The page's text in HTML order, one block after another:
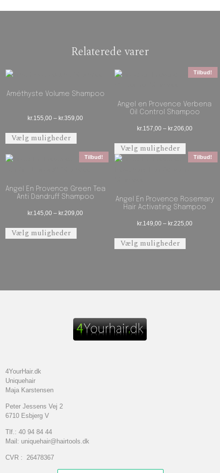
Relaterede varer
Améthyste Volume Shampoo
kr.155,00 – kr.359,00
Vælg muligheder
Dette vare har flere varianter. Mulighederne
Tilbud!
Angel en Provence Verbena
Oil Control Shampoo
kr.157,00 – kr.206,00
Vælg muligheder
Tilbud!
Angel En Provence Green Tea
Anti Dandruff Shampoo
kr.145,00 – kr.209,00 Prisinterval: kr.145,00 til kr.209,00
Vælg muligheder
Dette vare har flere varianter. Mulighederne
Tilbud!
Angel En Provence Rosemary
Hair Activating Shampoo
kr.149,00 – kr.225,00
Vælg muligheder
4YourHair.dk
Uniquehair
Maja Karstensen
Peter Jessens Vej 2
6710 Esbjerg V
Tlf.: 40 94 84 44
Mail: uniquehair@hairtools.dk
CVR : 26478367